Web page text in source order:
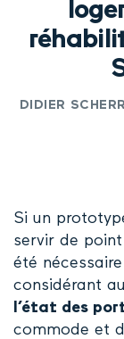
DIDIER
Si un
servir de
été
considérant
l’état des
commode et